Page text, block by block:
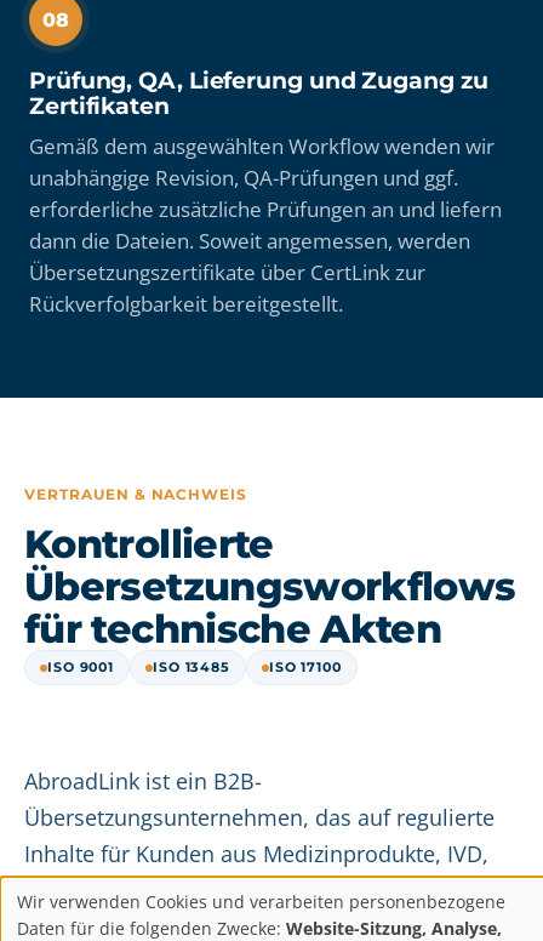
08
Prüfung, QA, Lieferung und Zugang zu
Zertifikaten
Gemäß dem ausgewählten Workflow wenden wir
unabhängige Revision, QA-Prüfungen und ggf.
erforderliche zusätzliche Prüfungen an und liefern
dann die Dateien. Soweit angemessen, werden
Übersetzungszertifikate über CertLink zur
Rückverfolgbarkeit bereitgestellt.
VERTRAUEN & NACHWEIS
Kontrollierte
Übersetzungsworkflows
für technische Akten
ISO 9001 ISO 13485 ISO 17100
AbroadLink ist ein B2B-
Übersetzungsunternehmen, das auf regulierte
Inhalte für Kunden aus Medizinprodukte, IVD,
Pharma, Gesundheitswesen und Industrie
spezialisiert ist. Übersetzung technischer Akten,
Wir verwenden Cookies und verarbeiten personenbezogene
Daten für die folgenden Zwecke: Website-Sitzung, Analyse,